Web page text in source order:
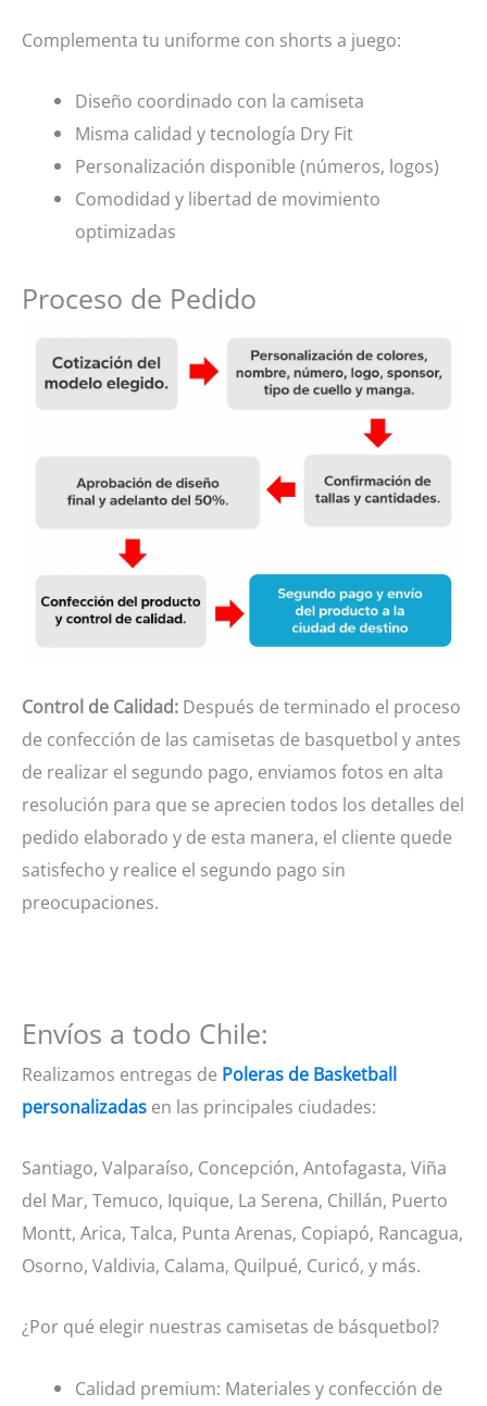
Complementa tu uniforme con shorts a juego:
Diseño coordinado con la camiseta
Misma calidad y tecnología Dry Fit
Personalización disponible (números, logos)
Comodidad y libertad de movimiento
optimizadas
Proceso de Pedido
Control de Calidad: Después de terminado el proceso
de confección de las camisetas de basquetbol y antes
de realizar el segundo pago, enviamos fotos en alta
resolución para que se aprecien todos los detalles del
pedido elaborado y de esta manera, el cliente quede
satisfecho y realice el segundo pago sin
preocupaciones.
Envíos a todo Chile:
Realizamos entregas de Poleras de Basketball
personalizadas en las principales ciudades:
Santiago, Valparaíso, Concepción, Antofagasta, Viña
del Mar, Temuco, Iquique, La Serena, Chillán, Puerto
Montt, Arica, Talca, Punta Arenas, Copiapó, Rancagua,
Osorno, Valdivia, Calama, Quilpué, Curicó, y más.
¿Por qué elegir nuestras camisetas de básquetbol?
Calidad premium: Materiales y confección de